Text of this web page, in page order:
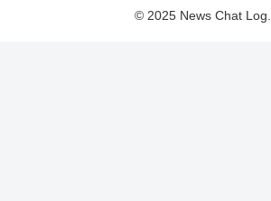
© 2025 News Chat Log.